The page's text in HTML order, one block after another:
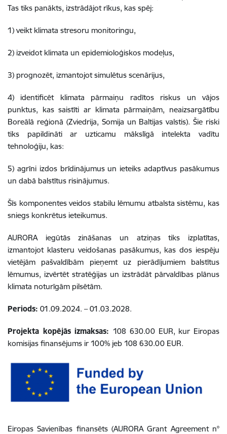
Tas tiks panākts, izstrādājot rīkus, kas spēj:
1) veikt klimata stresoru monitoringu,
2) izveidot klimata un epidemioloģiskos modeļus,
3) prognozēt, izmantojot simulētus scenārijus,
4) identificēt klimata pārmaiņu radītos riskus un vājos
punktus, kas saistīti ar klimata pārmaiņām, neaizsargātību
Boreālā reģionā (Zviedrija, Somija un Baltijas valstis). Šie riski
tiks papildināti ar uzticamu mākslīgā intelekta vadītu
tehnoloģiju, kas:
5) agrīni izdos brīdinājumus un ieteiks adaptīvus pasākumus
un dabā balstītus risinājumus.
Šīs komponentes veidos stabilu lēmumu atbalsta sistēmu, kas
sniegs konkrētus ieteikumus.
AURORA iegūtās zināšanas un atziņas tiks izplatītas,
izmantojot klasteru veidošanas pasākumus, kas dos iespēju
vietējām pašvaldībām pieņemt uz pierādījumiem balstītus
lēmumus, izvērtēt stratēģijas un izstrādāt pārvaldības plānus
klimata noturīgām pilsētām.
Periods: 01.09.2024. – 01.03.2028.
Projekta kopējās izmaksas:108 630.00 EUR, kur Eiropas
komisijas finansējums ir 100% jeb 108 630.00 EUR.
Eiropas Savienības finansēts (AURORA Grant Agreement n°